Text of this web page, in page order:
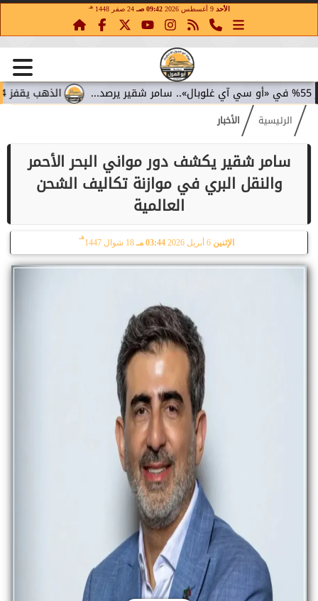
الأحد 9 أغسطس 2026 09:42 صـ 24 صفر 1448 هـ
الذهب يقفز 4.4% مع تراجع عوائد السندات.. سامر شقير يقرأ تحولات الاستثمار...
الرئيسية الأخبار
سامر شقير يكشف دور مواني البحر الأحمر
والنقل البري في موازنة تكاليف الشحن
العالمية
الإثنين 6 أبريل 2026 03:44 مـ 18 شوال 1447
هـ